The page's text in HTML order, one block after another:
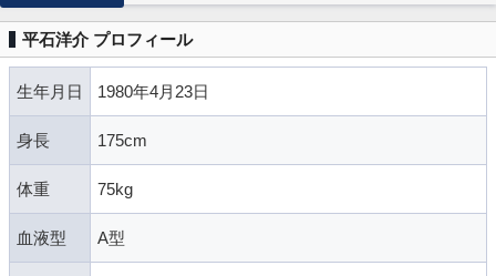
平石洋介 プロフィール
生年月日 1980年4月23日
身長 175cm
体重 75kg
血液型 A型